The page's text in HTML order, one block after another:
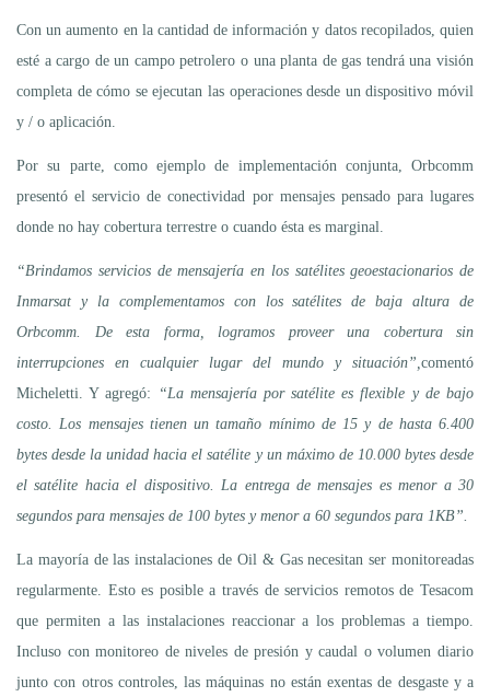
Con un aumento en la cantidad de información y datos recopilados, quien
esté a cargo de un campo petrolero o una planta de gas tendrá una visión
completa de cómo se ejecutan las operaciones desde un dispositivo móvil
y / o aplicación.
Por su parte, como ejemplo de implementación conjunta, Orbcomm
presentó el servicio de conectividad por mensajes pensado para lugares
donde no hay cobertura terrestre o cuando ésta es marginal.
“Brindamos servicios de mensajería en los satélites geoestacionarios de
Inmarsat y la complementamos con los satélites de baja altura de
Orbcomm. De esta forma, logramos proveer una cobertura sin
interrupciones en cualquier lugar del mundo y situación”, comentó
Micheletti. Y agregó:
“La mensajería por satélite es flexible y de bajo
costo. Los mensajes tienen un tamaño mínimo de 15 y de hasta 6.400
bytes desde la unidad hacia el satélite y un máximo de 10.000 bytes desde
el satélite hacia el dispositivo. La entrega de mensajes es menor a 30
segundos para mensajes de 100 bytes y menor a 60 segundos para 1KB”.
La mayoría de las instalaciones de Oil & Gas necesitan ser monitoreadas
regularmente. Esto es posible a través de servicios remotos de Tesacom
que permiten a las instalaciones reaccionar a los problemas a tiempo.
Incluso con monitoreo de niveles de presión y caudal o volumen diario
junto con otros controles, las máquinas no están exentas de desgaste y a